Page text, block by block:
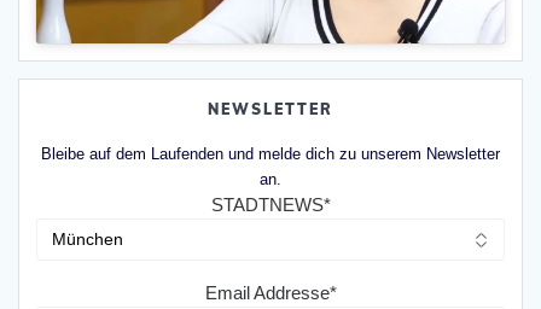
NEWSLETTER
Bleibe auf dem Laufenden und melde dich zu unserem Newsletter
an.
STADTNEWS*
Email Addresse*